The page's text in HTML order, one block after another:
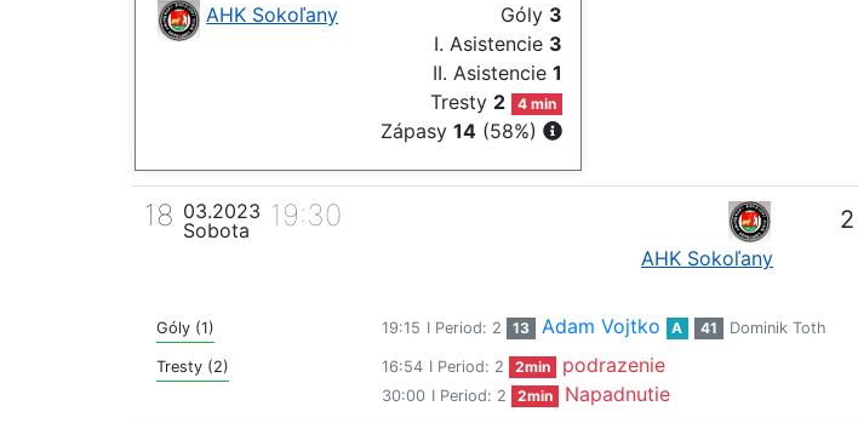
AHK Sokoľany Góly 3
I. Asistencie 3
II. Asistencie 1
Tresty 2 4 min
Zápasy 14 (58%)
18 03.2023
Sobota
19:30
AHK Sokoľany
2
Góly (1) 19:15 I Period: 2 13 Adam Vojtko A 41 Dominik Toth
Tresty (2) 16:54 I Period: 2 2min podrazenie
30:00 I Period: 2 2min Napadnutie